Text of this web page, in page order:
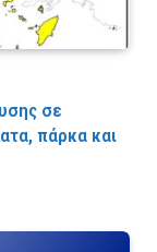
σε
πάρκα και